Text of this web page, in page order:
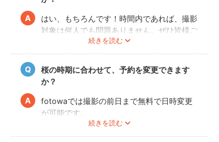
続きを読む
はい、もちろんです！時間内であれば、撮影
対象は何人でも問題ありません。ぜひ皆様ご
一緒に素敵な思い出を残してください。
桜の時期に合わせて、予約を変更できます
か？
続きを読む
fotowaでは撮影の前日まで無料で日時変更
が可能です。
ご予約の変更方法はこちら
い。